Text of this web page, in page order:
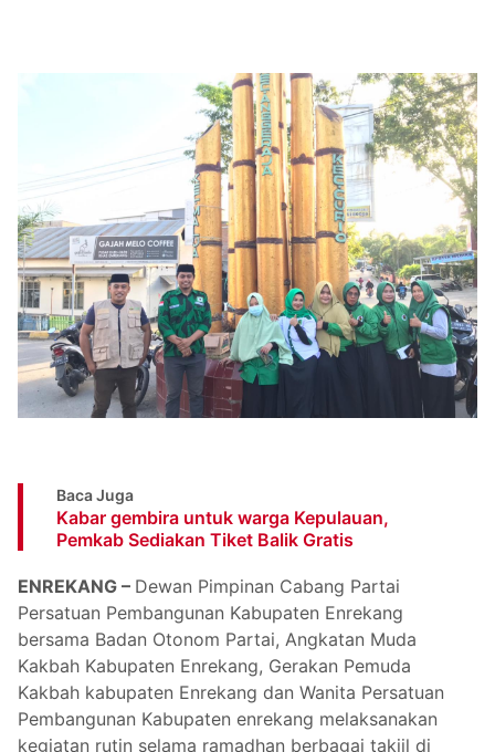
Baca Juga
Kabar gembira untuk warga Kepulauan,
Pemkab Sediakan Tiket Balik Gratis
ENREKANG – Dewan Pimpinan Cabang Partai
Persatuan Pembangunan Kabupaten Enrekang
bersama Badan Otonom Partai, Angkatan Muda
Kakbah Kabupaten Enrekang, Gerakan Pemuda
Kakbah kabupaten Enrekang dan Wanita Persatuan
Pembangunan Kabupaten enrekang melaksanakan
kegiatan rutin selama ramadhan berbagai takjil di